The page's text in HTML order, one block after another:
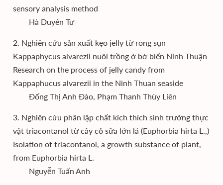
sensory analysis method
Hà Duyên Tư
2. Nghiên cứu sản xuất kẹo jelly từ rong sụn
Kappaphycus alvarezii nuôi trồng ở bờ biển Ninh Thuận
Research on the process of jelly candy from
Kappaphucus alvarezii in the Ninh Thuan seaside
Đống Thị Anh Đào, Phạm Thanh Thùy Liên
3. Nghiên cứu phân lập chất kích thích sinh trưởng thực
vật triacontanol từ cây cỏ sữa lớn lá (Euphorbia hirta L.,)
Isolation of triacontanol, a growth substance of plant,
from Euphorbia hirta L.
Nguyễn Tuấn Anh